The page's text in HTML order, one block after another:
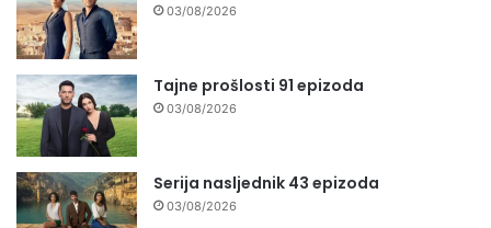
03/08/2026
Tajne prošlosti 91 epizoda
03/08/2026
Serija nasljednik 43 epizoda
03/08/2026